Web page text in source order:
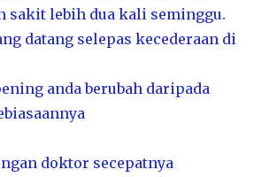
sakit lebih dua kali seminggu.
datang selepas kecederaan di
anda berubah daripada
doktor secepatnya